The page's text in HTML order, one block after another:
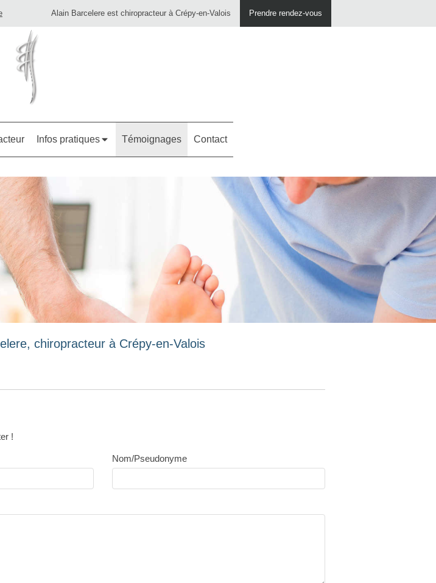
Prendre rendez-vous
Alain Barcelere est chiropracteur à Crépy-en-Valois
Infos pratiques Témoignages Contact
chiropracteur à Crépy-en-Valois
!
Nom/Pseudonyme